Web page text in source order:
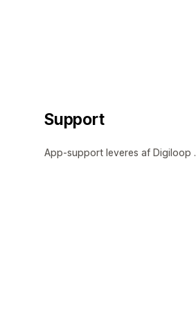
Support
App-support leveres af Digiloop .